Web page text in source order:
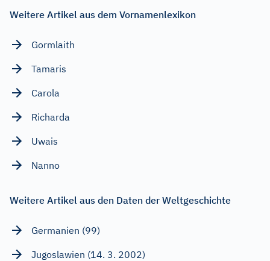
Weitere Artikel aus dem Vornamenlexikon
Gormlaith
Tamaris
Carola
Richarda
Uwais
Nanno
Weitere Artikel aus den Daten der Weltgeschichte
Germanien (99)
Jugoslawien (14. 3. 2002)